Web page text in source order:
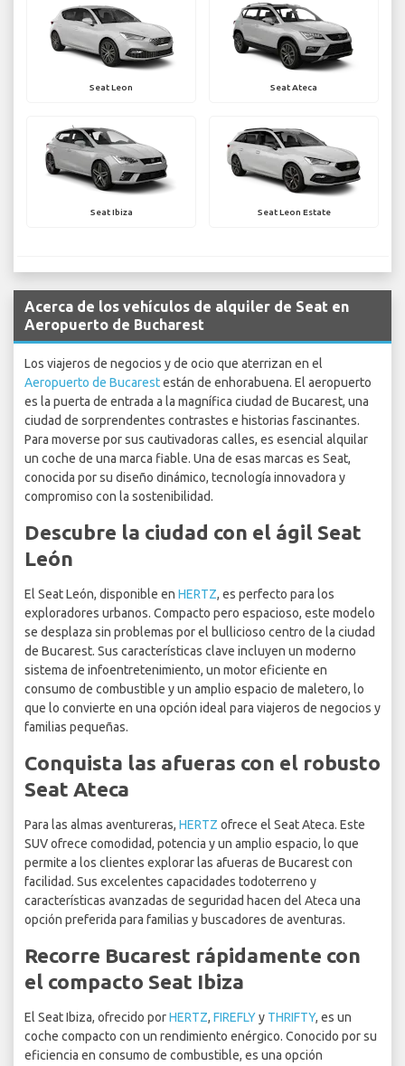
Seat Leon Seat Ateca
Seat Ibiza Seat Leon Estate
Acerca de los vehículos de alquiler de Seat en
Aeropuerto de Bucharest
Los viajeros de negocios y de ocio que aterrizan en el
Aeropuerto de Bucarestestán de enhorabuena. El aeropuerto
es la puerta de entrada a la magnífica ciudad de Bucarest, una
ciudad de sorprendentes contrastes e historias fascinantes.
Para moverse por sus cautivadoras calles, es esencial alquilar
un coche de una marca fiable. Una de esas marcas es Seat,
conocida por su diseño dinámico, tecnología innovadora y
compromiso con la sostenibilidad.
Descubre la ciudad con el ágil Seat
León
El Seat León, disponible en HERTZ, es perfecto para los
exploradores urbanos. Compacto pero espacioso, este modelo
se desplaza sin problemas por el bullicioso centro de la ciudad
de Bucarest. Sus características clave incluyen un moderno
sistema de infoentretenimiento, un motor eficiente en
consumo de combustible y un amplio espacio de maletero, lo
que lo convierte en una opción ideal para viajeros de negocios y
familias pequeñas.
Conquista las afueras con el robusto
Seat Ateca
Para las almas aventureras, HERTZ ofrece el Seat Ateca. Este
SUV ofrece comodidad, potencia y un amplio espacio, lo que
permite a los clientes explorar las afueras de Bucarest con
facilidad. Sus excelentes capacidades todoterreno y
características avanzadas de seguridad hacen del Ateca una
opción preferida para familias y buscadores de aventuras.
Recorre Bucarest rápidamente con
el compacto Seat Ibiza
El Seat Ibiza, ofrecido porHERTZ, FIREFLYy THRIFTY, es un
coche compacto con un rendimiento enérgico. Conocido por su
eficiencia en consumo de combustible, es una opción